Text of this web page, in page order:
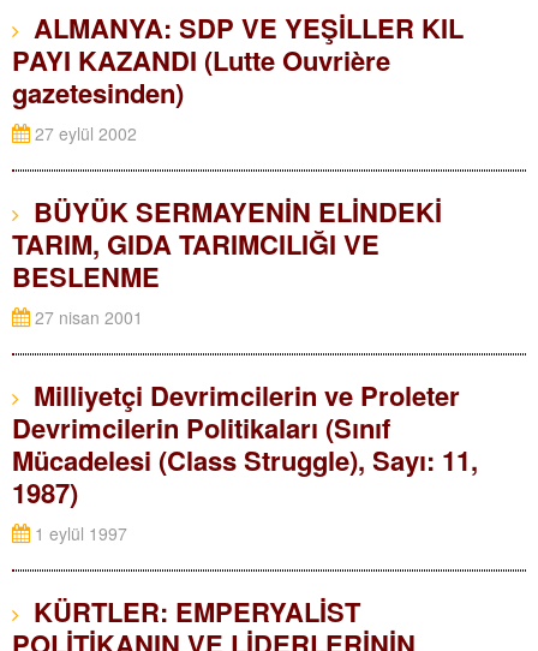
ALMANYA: SDP VE YEŞİLLER KIL
PAYI KAZANDI (Lutte Ouvrière
gazetesinden)
27 eylül 2002
BÜYÜK SERMAYENİN ELİNDEKİ
TARIM, GIDA TARIMCILIĞI VE
BESLENME
27 nisan 2001
Milliyetçi Devrimcilerin ve Proleter
Devrimcilerin Politikaları (Sınıf
Mücadelesi (Class Struggle), Sayı: 11,
1987)
1 eylül 1997
KÜRTLER: EMPERYALİST